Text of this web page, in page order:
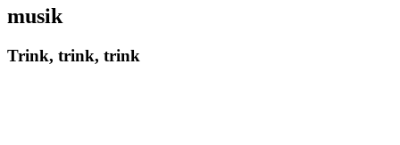
musik
Trink, trink, trink